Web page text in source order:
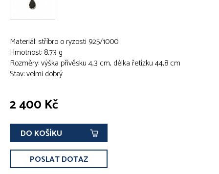
Materiál: stříbro o ryzosti 925/1000
Hmotnost: 8,73 g
Rozměry: výška přívěsku 4,3 cm, délka řetízku 44,8 cm
Stav: velmi dobrý
2 400 Kč
DO KOŠÍKU
POSLAT DOTAZ